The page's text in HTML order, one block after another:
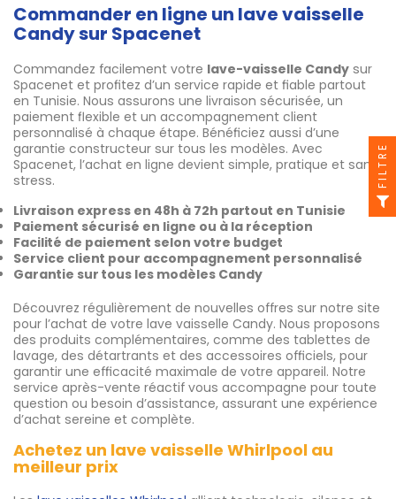
Commander en ligne un lave vaisselle
Candy sur Spacenet
Commandez facilement votre lave-vaisselle Candy sur
Spacenet et profitez d’un service rapide et fiable partout
en Tunisie. Nous assurons une livraison sécurisée, un
paiement flexible et un accompagnement client
personnalisé à chaque étape. Bénéficiez aussi d’une
garantie constructeur sur tous les modèles. Avec
Spacenet, l’achat en ligne devient simple, pratique et sans
stress.
Livraison express en 48h à 72h partout en Tunisie
Paiement sécurisé en ligne ou à la réception
Facilité de paiement selon votre budget
Service client pour accompagnement personnalisé
Garantie sur tous les modèles Candy
Découvrez régulièrement de nouvelles offres sur notre site
pour l’achat de votre lave vaisselle Candy. Nous proposons
des produits complémentaires, comme des tablettes de
lavage, des détartrants et des accessoires officiels, pour
garantir une efficacité maximale de votre appareil. Notre
service après-vente réactif vous accompagne pour toute
question ou besoin d’assistance, assurant une expérience
d’achat sereine et complète.
Achetez un lave vaisselle Whirlpool au
meilleur prix
FILTRE